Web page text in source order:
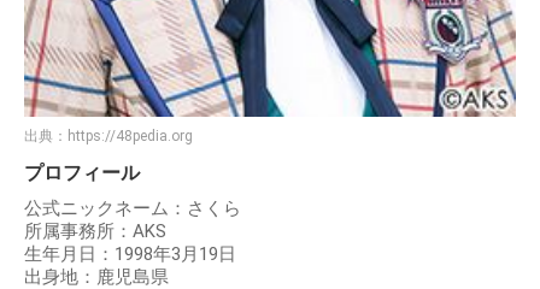
出典： https://48pedia.org
プロフィール
公式ニックネーム：さくら
所属事務所：AKS
生年月日：1998年3月19日
出身地：鹿児島県